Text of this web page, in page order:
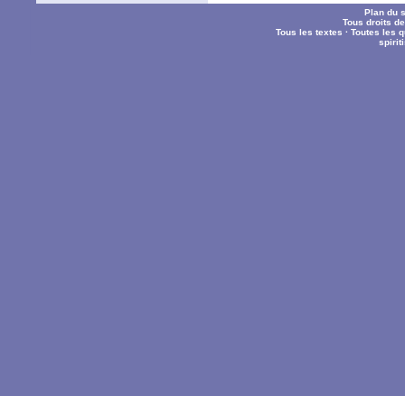
Plan du
Tous droits
Tous les textes ·Toutes les